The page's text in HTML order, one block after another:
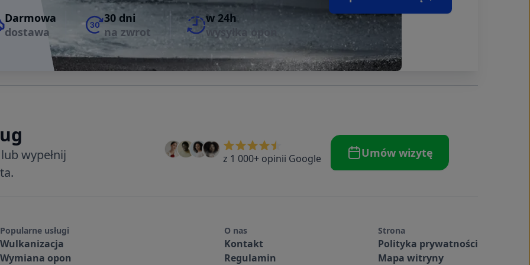
Darmowa
dostawa
30 dni
na zwrot
w 24h
wysyłka opon
wypełnij
z 1 000+ opinii Google Umów wizytę
Popularne usługi
Wulkanizacja
Wymiana opon
O nas
Kontakt
Regulamin
Strona
Polityka prywatności
Mapa witryny